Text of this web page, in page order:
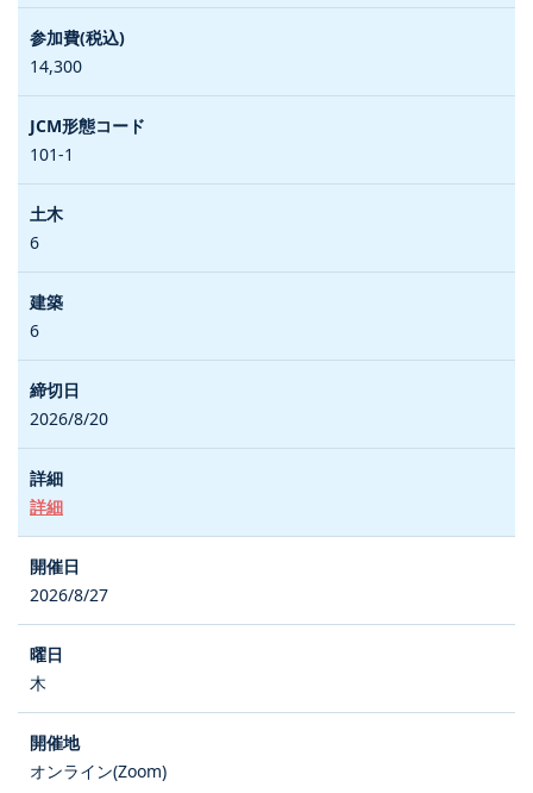
14,300
101-1
6
6
2026/8/20
詳細
2026/8/27
木
オンライン(Zoom)